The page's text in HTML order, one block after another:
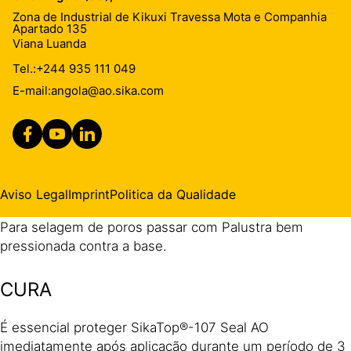
Aplicar sempre na mesma direcção. Aplicar a segunda
camada na direcção perpendicular à primeira assim que
Quando SikaTop®-107 Seal AO é aplicado à Palustra (ex.
para alisamento de superfície), deve ser feita uma
(~1A:4,5B). Aplicar a segunda camada assim que a
Para selagem de poros passar com Palustra bem
pressionada contra a base.
CURA
É essencial proteger SikaTop®-107 Seal AO
imediatamente após aplicação durante um período de 3
Zona de Industrial de Kikuxi Travessa Mota e Companhia
Apartado 135
Viana Luanda
Tel.:+244 935 111 049
E-mail:angola@ao.sika.com
Aviso LegalImprintPolitica da Qualidade